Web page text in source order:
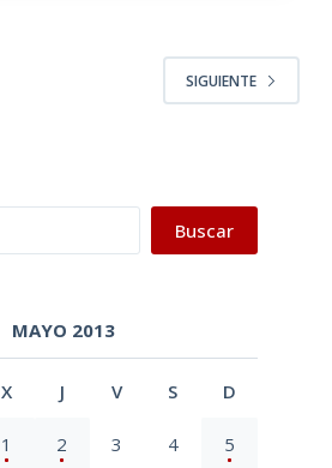
SIGUIENTE
Buscar
MAYO 2013
X J V S D
1 2 3 4 5